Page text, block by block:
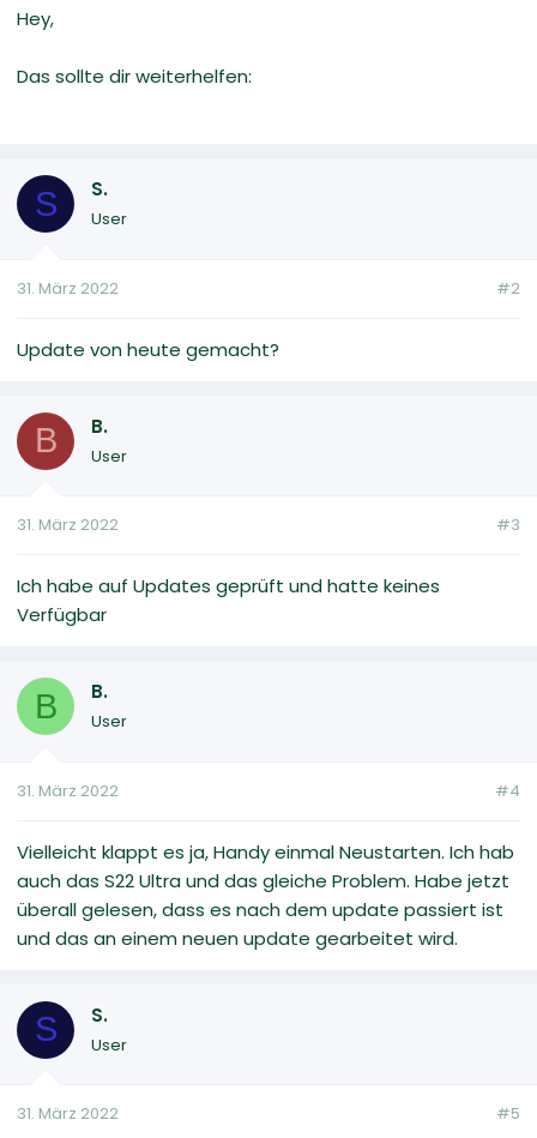
Hey,
Das sollte dir weiterhelfen:
S S.
User
31. März 2022 #2
Update von heute gemacht?
B B.
User
31. März 2022 #3
Ich habe auf Updates geprüft und hatte keines
Verfügbar
B B.
User
31. März 2022 #4
Vielleicht klappt es ja, Handy einmal Neustarten. Ich hab
auch das S22 Ultra und das gleiche Problem. Habe jetzt
überall gelesen, dass es nach dem update passiert ist
und das an einem neuen update gearbeitet wird.
S S.
User
31. März 2022 #5